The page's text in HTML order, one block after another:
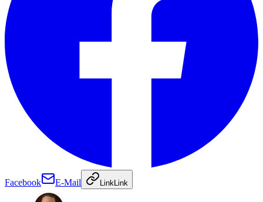
Facebook E-Mail LinkLink